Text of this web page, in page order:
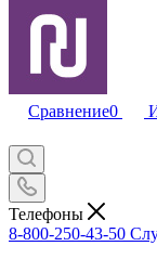
Сравнение0
Телефоны
8-800-250-43-50